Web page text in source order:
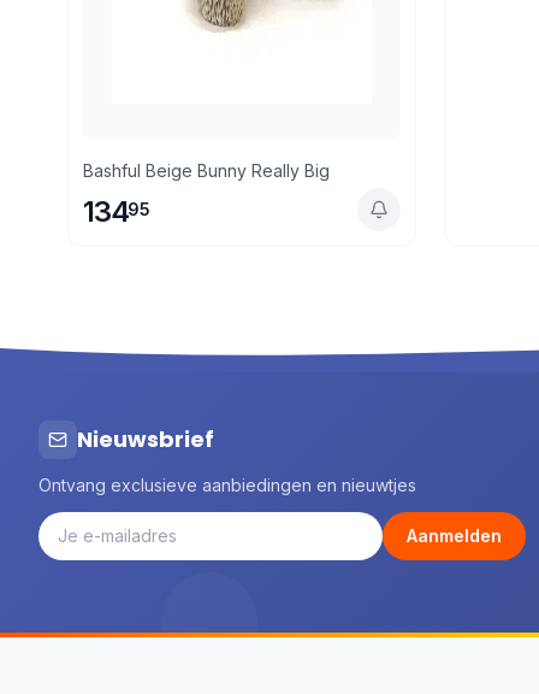
Bashful Beige Bunny Really Big
13495
Nieuwsbrief
Ontvang exclusieve aanbiedingen en nieuwtjes
Aanmelden